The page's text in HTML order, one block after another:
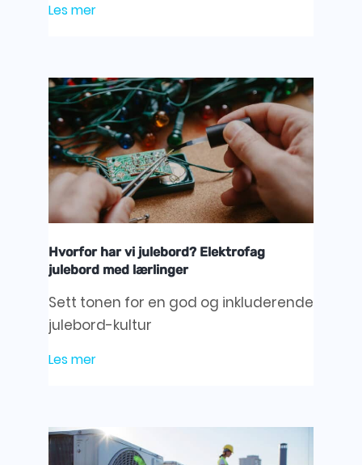
Les mer
Hvorfor har vi julebord? Elektrofag
julebord med lærlinger
Sett tonen for en god og inkluderende
julebord-kultur
Les mer